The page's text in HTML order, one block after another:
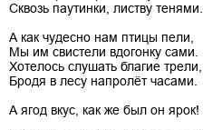
Сквозь паутинки, листву тенями.
А как чудесно нам птицы пели,
Мы им свистели вдогонку сами.
Хотелось слушать благие трели,
Бродя в лесу напролёт часами.
А ягод вкус, как же был он ярок!